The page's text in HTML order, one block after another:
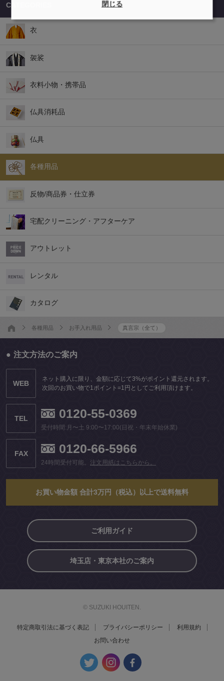
CATEGORIES
衣
袈裟
衣料小物・携帯品
仏具消耗品
仏具
各種用品
反物/商品券・仕立券
宅配クリーニング・アフターケア
アウトレット
レンタル
カタログ
各種用品 お手入れ用品 真言宗（全て）
注文方法のご案内
WEB
ネット購入に限り、金額に応じて3%がポイント還元されます。
次回のお買い物で1ポイント=1円としてご利用頂けます。
TEL 0120-55-0369
受付時間:月〜土 9:00〜17:00(日祝・年末年始休業)
FAX 0120-66-5966
24時間受付可能。 注文用紙はこちらから。
お買い物金額 合計3万円（税込）以上で送料無料
ご利用ガイド
埼玉店・東京本社のご案内
© SUZUKI HOUITEN.
特定商取引法に基づく表記 プライバシーポリシー
利用規約
お問い合わせ
閉じる